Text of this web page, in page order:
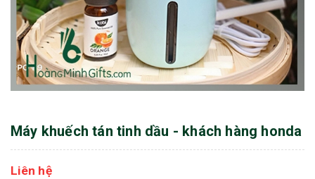
Máy khuếch tán tinh dầu - khách hàng honda
Liên hệ